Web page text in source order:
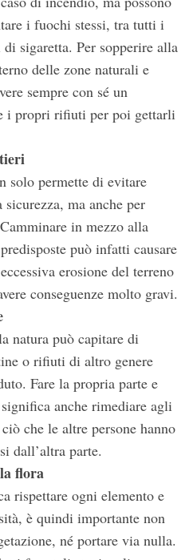
i fuochi stessi, tra tutti i
sigaretta. Per sopperire alla
delle zone naturali e
sempre con sé un
i propri rifiuti per poi gettarli
solo permette di evitare
ma anche per
in mezzo alla
può infatti causare
erosione del terreno
conseguenze molto gravi.
natura può capitare di
o rifiuti di altro genere
Fare la propria parte e
anche rimediare agli
che le altre persone hanno
dall’altra parte.
flora
rispettare ogni elemento e
è quindi importante non
né portare via nulla.